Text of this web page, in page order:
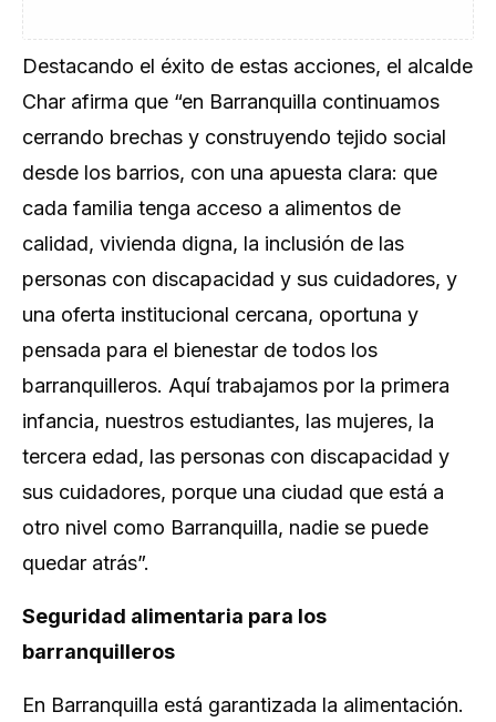
Destacando el éxito de estas acciones, el alcalde
Char afirma que “en Barranquilla continuamos
cerrando brechas y construyendo tejido social
desde los barrios, con una apuesta clara: que
cada familia tenga acceso a alimentos de
calidad, vivienda digna, la inclusión de las
personas con discapacidad y sus cuidadores, y
una oferta institucional cercana, oportuna y
pensada para el bienestar de todos los
barranquilleros. Aquí trabajamos por la primera
infancia, nuestros estudiantes, las mujeres, la
tercera edad, las personas con discapacidad y
sus cuidadores, porque una ciudad que está a
otro nivel como Barranquilla, nadie se puede
quedar atrás”.
Seguridad alimentaria para los
barranquilleros
En Barranquilla está garantizada la alimentación.